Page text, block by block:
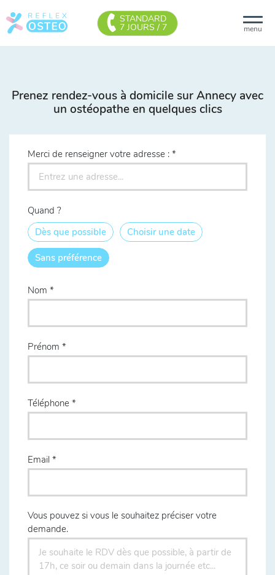
menu
STANDARD
7 JOURS / 7
Prenez rendez-vous à domicile sur Annecy avec
un ostéopathe en quelques clics
Merci de renseigner votre adresse :
Quand ?
Dès que possible
Choisir une date
Sans préférence
Nom
Prénom
Téléphone
Email
Vous pouvez si vous le souhaitez préciser votre
demande.